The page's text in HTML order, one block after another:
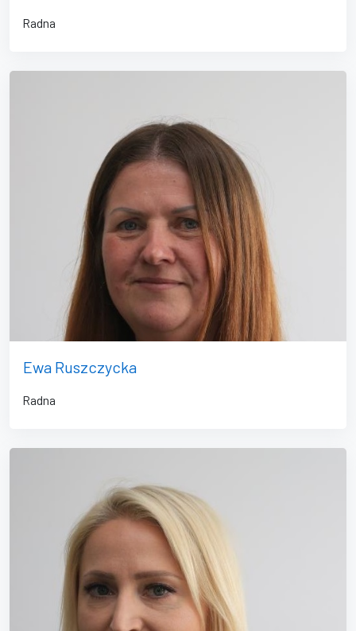
Radna
Ewa Ruszczycka
Radna